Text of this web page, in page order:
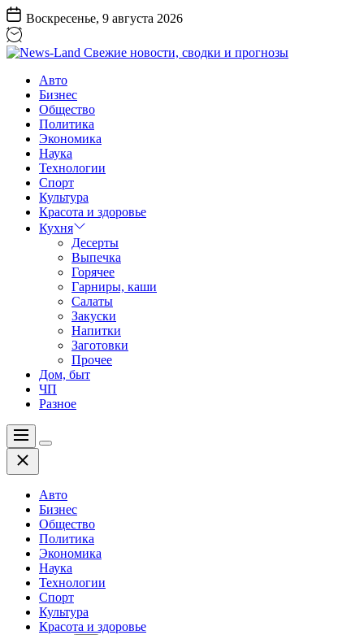
Перейти
к
содержанию
Воскресенье, 9 августа 2026
Land
Свежие
новости,
сводки
прогнозы
Авто
Бизнес
Общество
Политика
Экономика
Наука
Технологии
Спорт
Культура
Красота и здоровье
Кухня
Десерты
Выпечка
Горячее
Гарниры, каши
Салаты
Закуски
Напитки
Заготовки
Прочее
Дом, быт
ЧП
Разное
Меню
Цвет
Закрыть
Авто
Бизнес
Общество
Политика
Экономика
Наука
Технологии
Спорт
Культура
Красота и здоровье